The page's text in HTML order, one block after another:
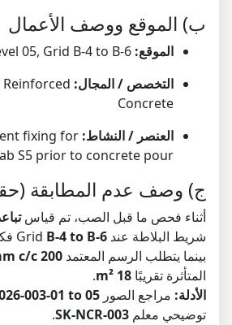
ب) الموقع ووصف الأعمال
الموقع:
التخصص / المجال: Reinforced
Concrete
العنصر / النشاط: fixing for
S5 prior to concrete pour
ج) وصف عدم المطابقة
أثناء فحص ما قبل الصب، تم قياس
شريط البلاطة عند Grid B-4 to B-6
بينما يتطلب الرسم المعتمد 200 mm c/c
المتأثرة تقريبًا 18 m²
.
الأدلة: مراجع الصور 003-01 to 05
توضيحي معلم SK-NCR-003
.